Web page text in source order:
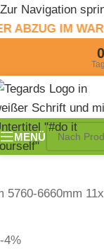
Zur Navigation
0
MENÜ
5760-6660mm
-4%